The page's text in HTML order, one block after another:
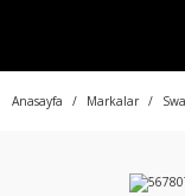
Anasayfa Markalar